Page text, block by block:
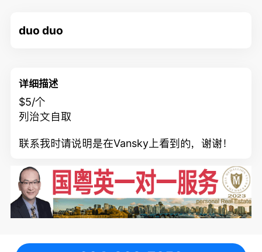
duo duo
详细描述
$5/个
列治文自取
联系我时请说明是在Vansky上看到的，谢谢！